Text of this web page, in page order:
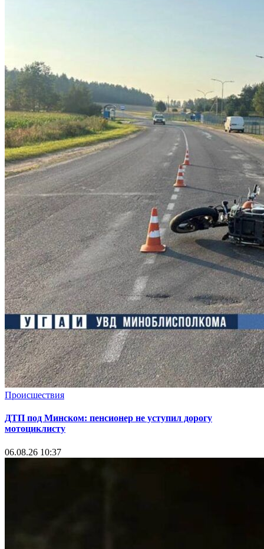
Происшествия
ДТП под Минском: пенсионер не уступил дорогу
мотоциклисту
06.08.26 10:37